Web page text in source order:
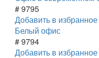
# 9795
Добавить в избранное
Белый офис
# 9794
Добавить в избранное